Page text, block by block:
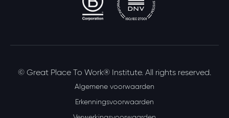
© Great Place To Work® Institute. All rights reserved.
Algemene voorwaarden
Erkenningsvoorwaarden